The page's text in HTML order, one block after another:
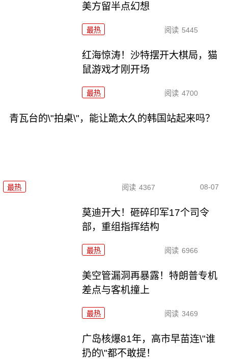
美方留半点幻想
最热 阅读 5445
红海惊涛！沙特摆开大棋局，猫
鼠游戏才刚开场
最热 阅读 4700
青瓦台的\"拍桌\"，能让跪太久的韩国站起来吗？
最热 阅读 4367 08-07
莫迪开大！砸碎印军17个司令
部，重组指挥结构
最热 阅读 6966
美空管漏洞再暴露！特朗普专机
差点与客机撞上
最热 阅读 3469
广岛核爆81年，高市早苗连\"谁
扔的\"都不敢提！